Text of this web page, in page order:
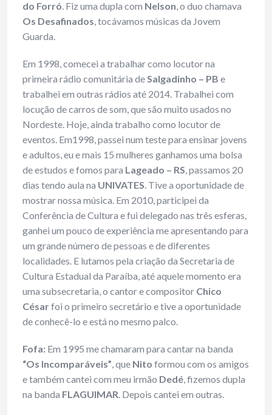
do Forró. Fiz uma dupla com Nelson, o duo chamava
Os Desafinados, tocávamos músicas da Jovem
Guarda.
Em 1998, comecei a trabalhar como locutor na
primeira rádio comunitária deSalgadinho – PB e
trabalhei em outras rádios até 2014. Trabalhei com
locução de carros de som, que são muito usados no
Nordeste. Hoje, ainda trabalho como locutor de
eventos. Em1998, passei num teste para ensinar jovens
e adultos, eu e mais 15 mulheres ganhamos uma bolsa
de estudos e fomos para Lageado – RS, passamos 20
dias tendo aula na UNIVATES. Tive a oportunidade de
mostrar nossa música. Em 2010, participei da
Conferência de Cultura e fui delegado nas três esferas,
ganhei um pouco de experiência me apresentando para
um grande número de pessoas e de diferentes
localidades. E lutamos pela criação da Secretaria de
Cultura Estadual da Paraíba, até aquele momento era
uma subsecretaria, o cantor e compositor Chico
Césarfoi o primeiro secretário e tive a oportunidade
de conhecê-lo e está no mesmo palco.
Fofa: Em 1995 me chamaram para cantar na banda
“Os Incomparáveis”, que Nito formou com os amigos
e também cantei com meu irmão Dedé, fizemos dupla
na banda FLAGUIMAR. Depois cantei em outras.